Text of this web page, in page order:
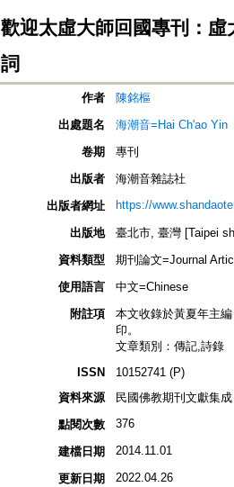
歡迎太虛大師回國專刊：
詞
作者
陳銘樞
出處題名
海潮音=Hai Ch'ao Yin
卷期
專刊
出版者
海潮音雜誌社
出版者網址
https://
出版地
臺北市, 臺灣 [Taipei
資料類型
期刊論文=Journal
使用語言
中文=Chinese
附註項
本文收錄於黃夏年主
印。
文章類別：傳記,詩錄
ISSN
10152741 (P)
資料來源
民國佛教期刊文獻集
點閱次數
376
建檔日期 2014.11.01
更新日期 2022.04.26